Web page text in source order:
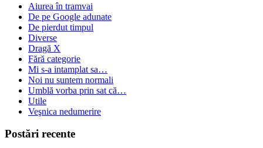
Aiurea în tramvai
De pe Google adunate
De pierdut timpul
Diverse
Dragă X
Fără categorie
Mi s-a intamplat sa…
Noi nu suntem normali
Umblă vorba prin sat că…
Utile
Veşnica nedumerire
Postări recente